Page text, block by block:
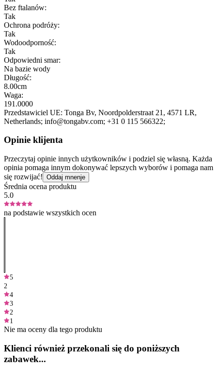
Bez ftalanów:
Tak
Ochrona podróży:
Tak
Wodoodporność:
Tak
Odpowiedni smar:
Na bazie wody
Długość:
8.00cm
Waga:
191.0000
Przedstawiciel UE: Tonga Bv, Noordpolderstraat 21 , 4571 LR,
Netherlands; info@tongabv.com; +31 0 115 566322;
Opinie klijenta
Przeczytaj opinie innych użytkowników i podziel się własną. Każda
opinia pomaga innym dokonywać lepszych wyborów i pomaga nam
się rozwijać! Oddaj mnenje
Średnia ocena produktu
5.0
na podstawie wszystkich ocen
5
2
4
3
2
1
Nie ma oceny dla tego produktu
Klienci również przekonali się do poniższych
zabawek...